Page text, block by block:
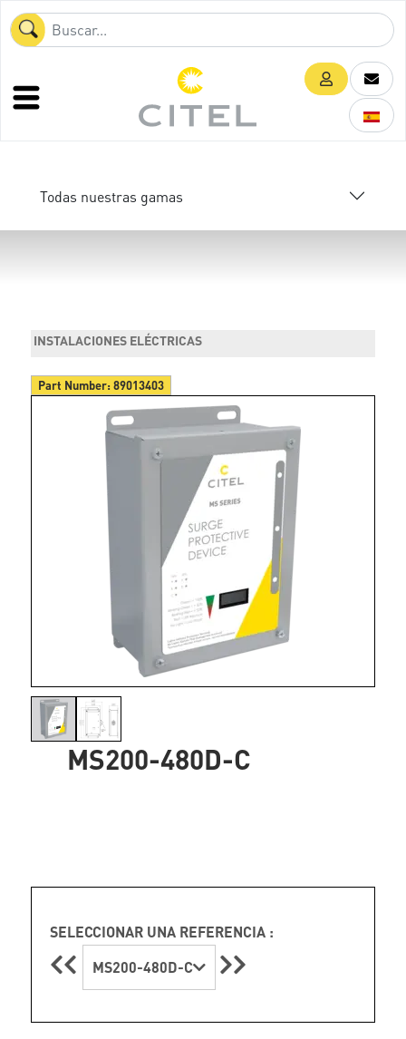
Todas nuestras gamas
INSTALACIONES ELÉCTRICAS
Part Number:89013403
MS200-480D-C
SELECCIONAR UNA REFERENCIA :
MS200-480D-C